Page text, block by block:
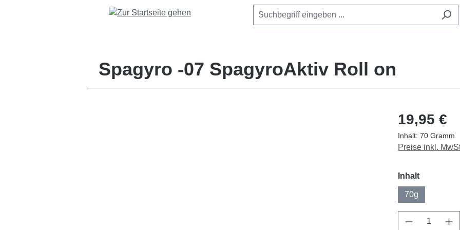
Zur Hauptnavigation springen
Spagyro -07 SpagyroAktiv Roll on
19,95 €
Inhalt:70 Gramm
Preise inkl.
Inhaltauswählen
70g
Produkt